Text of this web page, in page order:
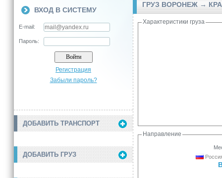
ВХОД В СИСТЕМУ
E-mail:
Пароль:
Регистрация
Забыли пароль?
ДОБАВИТЬ ТРАНСПОРТ
ДОБАВИТЬ ГРУЗ
ГРУЗ ВОРОНЕЖ →
Характеристики груза
Направление